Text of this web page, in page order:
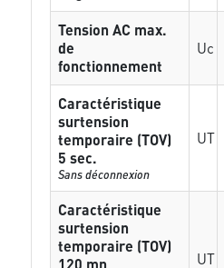
Tension AC max.
de
fonctionnement
Uc
Caractéristique
surtension
temporaire (TOV)
5 sec.
Sans déconnexion
UT
Caractéristique
surtension
temporaire (TOV)
120 mn
UT